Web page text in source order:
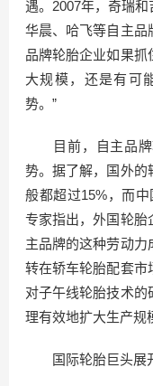
遇。2007年，奇瑞和
华晨、哈飞等自主品
品牌轮胎企业如果
大规模，还是有可
势。”
目前，自主品牌
势。据了解，国外的
般都超过15%，而
专家指出，外国轮胎
主品牌的这种劳动力
转在轿车轮胎配套市
对子午线轮胎技术
理有效地扩大生产规
国际轮胎巨头展